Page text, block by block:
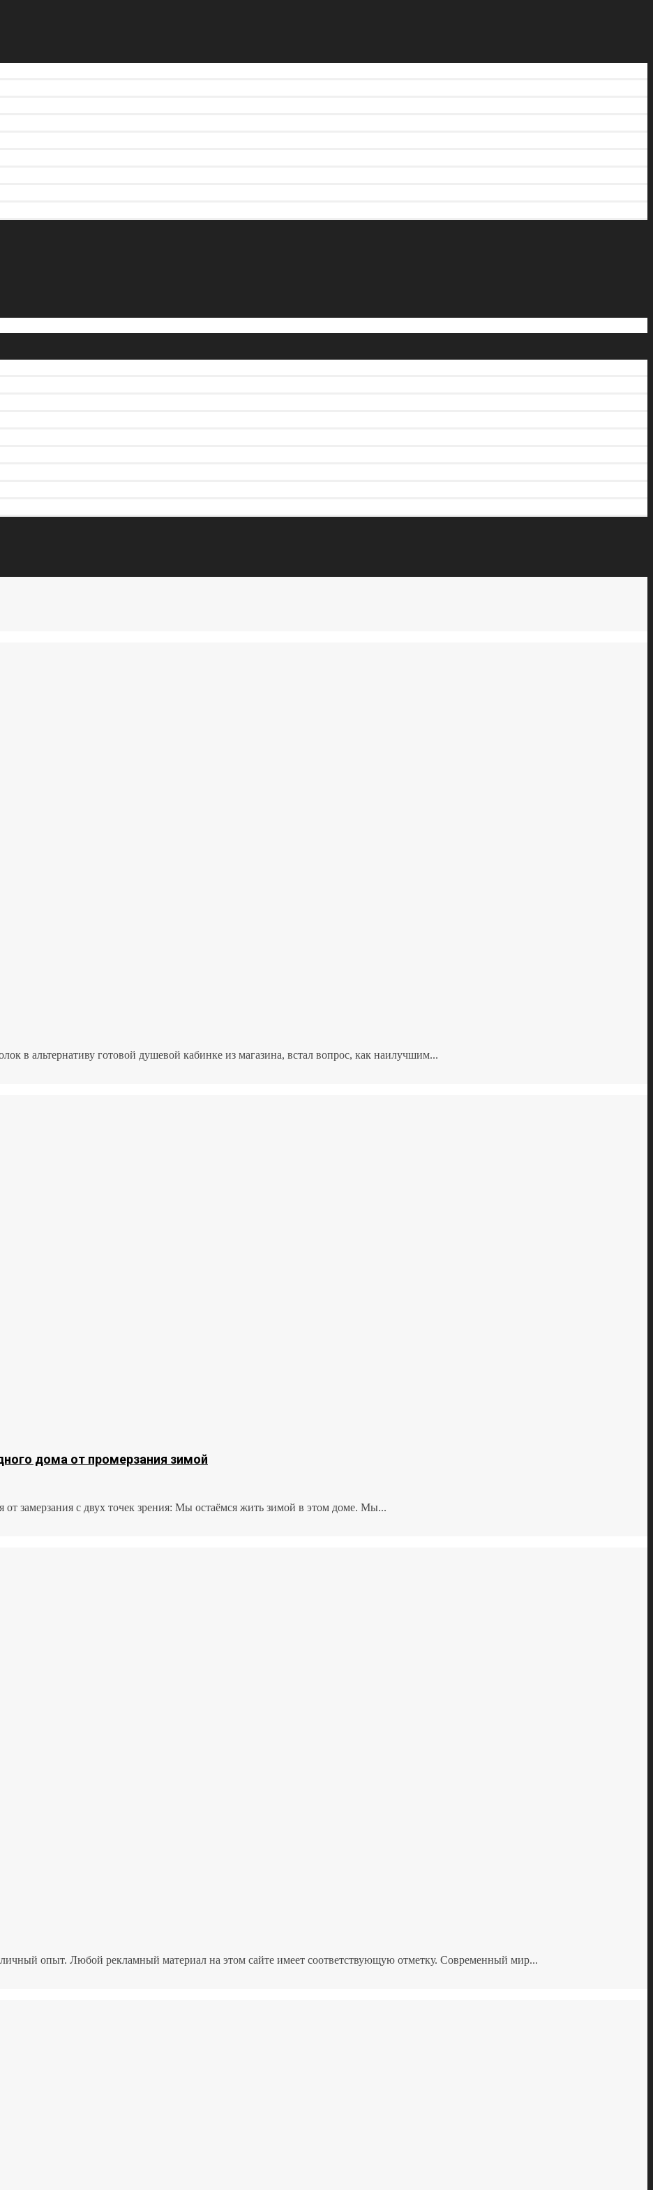
в альтернативу готовой душевой кабинке из магазина, встал вопрос, как наилучшим...
дома от промерзания зимой
замерзания с двух точек зрения: Мы остаёмся жить зимой в этом доме. Мы...
опыт. Любой рекламный материал на этом сайте имеет соответствующую отметку. Современный мир...